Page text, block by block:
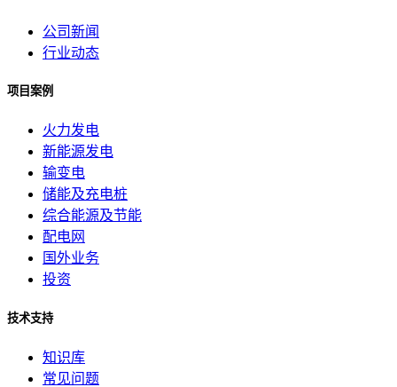
公司新闻
行业动态
项目案例
火力发电
新能源发电
输变电
储能及充电桩
综合能源及节能
配电网
国外业务
投资
技术支持
知识库
常见问题